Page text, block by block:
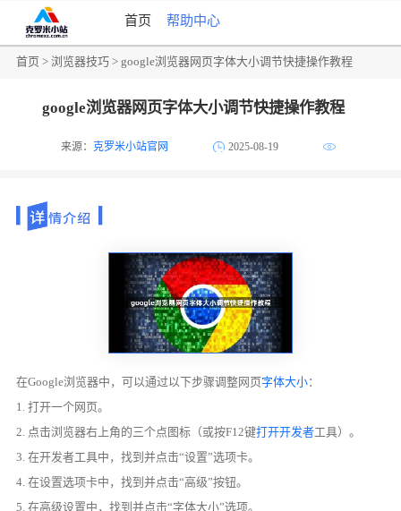
首页 帮助中心
首页 >浏览器技巧 > google浏览器网页字体大小调节快捷操作教程
google浏览器网页字体大小调节快捷操作教程
来源：克罗米小站官网 2025-08-19
在Google浏览器中，可以通过以下步骤调整网页字体大小：
1. 打开一个网页。
2. 点击浏览器右上角的三个点图标（或按F12键打开开发者工具）。
3. 在开发者工具中，找到并点击“设置”选项卡。
4. 在设置选项卡中，找到并点击“高级”按钮。
5. 在高级设置中，找到并点击“字体大小”选项。